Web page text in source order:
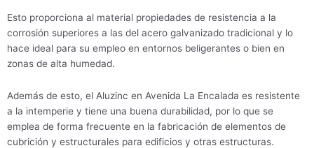
Esto proporciona al material propiedades de resistencia a la
corrosión superiores a las del acero galvanizado tradicional y lo
hace ideal para su empleo en entornos beligerantes o bien en
zonas de alta humedad.
Además de esto, el Aluzinc en Avenida La Encalada es resistente
a la intemperie y tiene una buena durabilidad, por lo que se
emplea de forma frecuente en la fabricación de elementos de
cubrición y estructurales para edificios y otras estructuras.